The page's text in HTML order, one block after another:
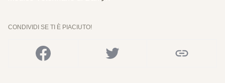
CONDIVIDI SE TI È PIACIUTO!